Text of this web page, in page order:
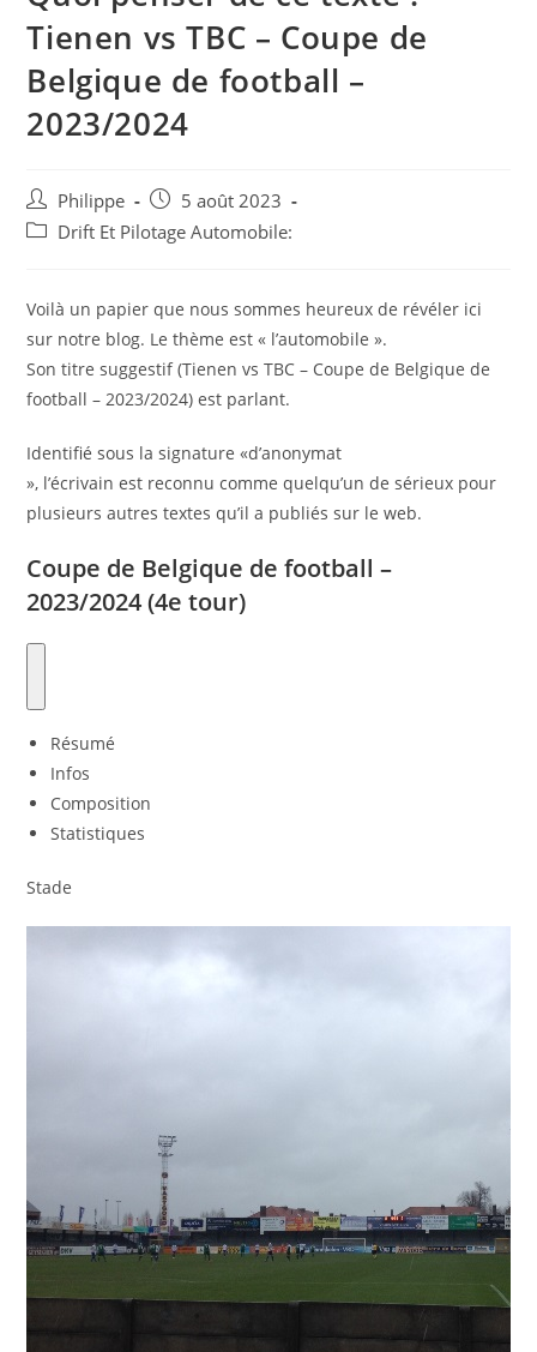
Tienen vs TBC – Coupe de
Belgique de football –
2023/2024
Auteur/autrice
de
Philippe
Post
published:
5 août 2023
PostDrift Et Pilotage Automobile:
Voilà un papier que nous sommes heureux de révéler ici
sur notre blog. Le thème est « l’automobile ».
Son titre suggestif (Tienen vs TBC – Coupe de Belgique de
football – 2023/2024) est parlant.
Identifié sous la signature «d’anonymat
», l’écrivain est reconnu comme quelqu’un de sérieux pour
plusieurs autres textes qu’il a publiés sur le web.
Coupe de Belgique de football –
2023/2024 (4e tour)
Résumé
Infos
Composition
Statistiques
Stade